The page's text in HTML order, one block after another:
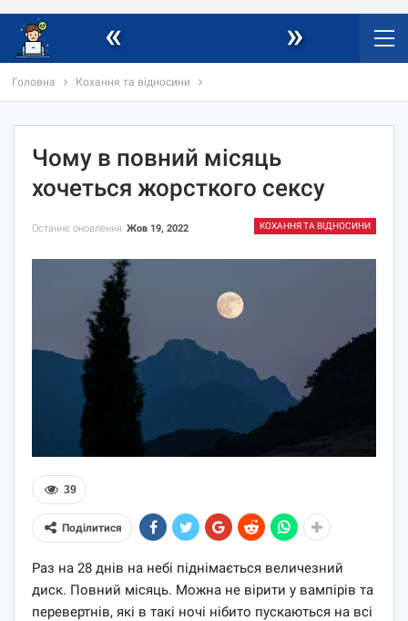
« »
Головна Кохання та відносини
Чому в повний місяць
хочеться жорсткого сексу
КОХАННЯ ТА ВІДНОСИНИ
Останнє оновлення Жов 19, 2022
39
Поділитися
Раз на 28 днів на небі піднімається величезний
диск. Повний місяць. Можна не вірити у вампірів та
перевертнів, які в такі ночі нібито пускаються на всі